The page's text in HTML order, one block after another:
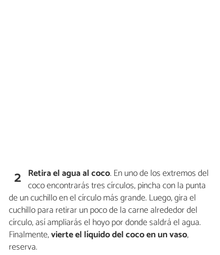
2 Retira el agua al coco. En uno de los extremos del
coco encontrarás tres círculos, pincha con la punta
de un cuchillo en el círculo más grande. Luego, gira el
cuchillo para retirar un poco de la carne alrededor del
círculo, así ampliarás el hoyo por donde saldrá el agua.
Finalmente,vierte el líquido del coco en un vaso,
reserva.